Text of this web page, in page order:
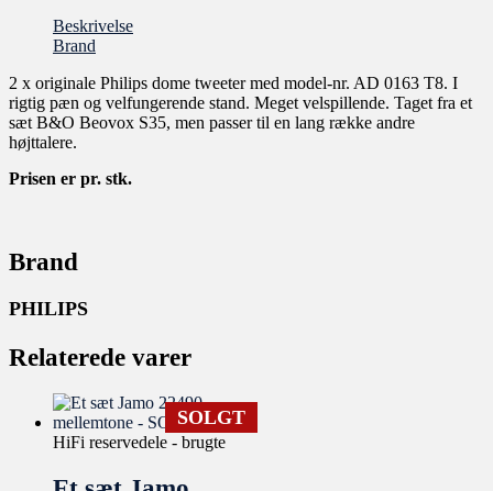
Beskrivelse
Brand
2 x originale Philips dome tweeter med model-nr. AD 0163 T8. I
rigtig pæn og velfungerende stand. Meget velspillende. Taget fra et
sæt B&O Beovox S35, men passer til en lang række andre
højttalere.
Prisen er pr. stk.
Brand
PHILIPS
Relaterede varer
SOLGT
HiFi reservedele - brugte